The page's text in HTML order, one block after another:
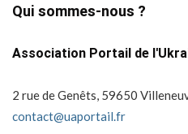
Qui sommes-nous ?
Association Portail de
2 rue de Genêts, 59650
contact@uaportail.fr